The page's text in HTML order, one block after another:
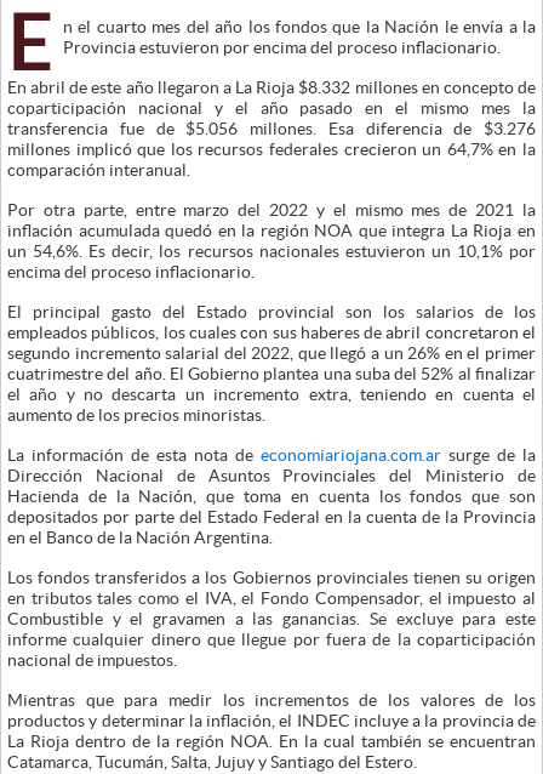
E
n el cuarto mes del año los fondos que la Nación le envía a la
Provincia estuvieron por encima del proceso inflacionario.
En abril de este año llegaron a La Rioja $8.332 millones en concepto de
coparticipación nacional y el año pasado en el mismo mes la
transferencia fue de $5.056 millones. Esa diferencia de $3.276
millones implicó que los recursos federales crecieron un 64,7% en la
comparación interanual.
Por otra parte, entre marzo del 2022 y el mismo mes de 2021 la
inflación acumulada quedó en la región NOA que integra La Rioja en
un 54,6%. Es decir, los recursos nacionales estuvieron un 10,1% por
encima del proceso inflacionario.
El principal gasto del Estado provincial son los salarios de los
empleados públicos, los cuales con sus haberes de abril concretaron el
segundo incremento salarial del 2022, que llegó a un 26% en el primer
cuatrimestre del año. El Gobierno plantea una suba del 52% al finalizar
el año y no descarta un incremento extra, teniendo en cuenta el
aumento de los precios minoristas.
La información de esta nota de economiariojana.com.ar surge de la
Dirección Nacional de Asuntos Provinciales del Ministerio de
Hacienda de la Nación, que toma en cuenta los fondos que son
depositados por parte del Estado Federal en la cuenta de la Provincia
en el Banco de la Nación Argentina.
Los fondos transferidos a los Gobiernos provinciales tienen su origen
en tributos tales como el IVA, el Fondo Compensador, el impuesto al
Combustible y el gravamen a las ganancias. Se excluye para este
informe cualquier dinero que llegue por fuera de la coparticipación
nacional de impuestos.
Mientras que para medir los incrementos de los valores de los
productos y determinar la inflación, el INDEC incluye a la provincia de
La Rioja dentro de la región NOA. En la cual también se encuentran
Catamarca, Tucumán, Salta, Jujuy y Santiago del Estero.